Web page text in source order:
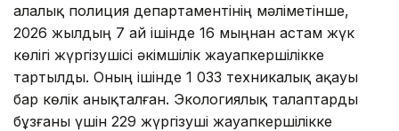
Қалалық полиция департаментінің мәліметінше,
2026 жылдың 7 ай ішінде 16 мыңнан астам жүк
көлігі жүргізушісі әкімшілік жауапкершілікке
тартылды. Оның ішінде 1 033 техникалық ақауы
бар көлік анықталған. Экологиялық талаптарды
бұзғаны үшін 229 жүргізуші жауапкершілікке